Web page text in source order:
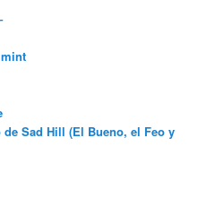
Sad Hill (El Bueno, el Feo y